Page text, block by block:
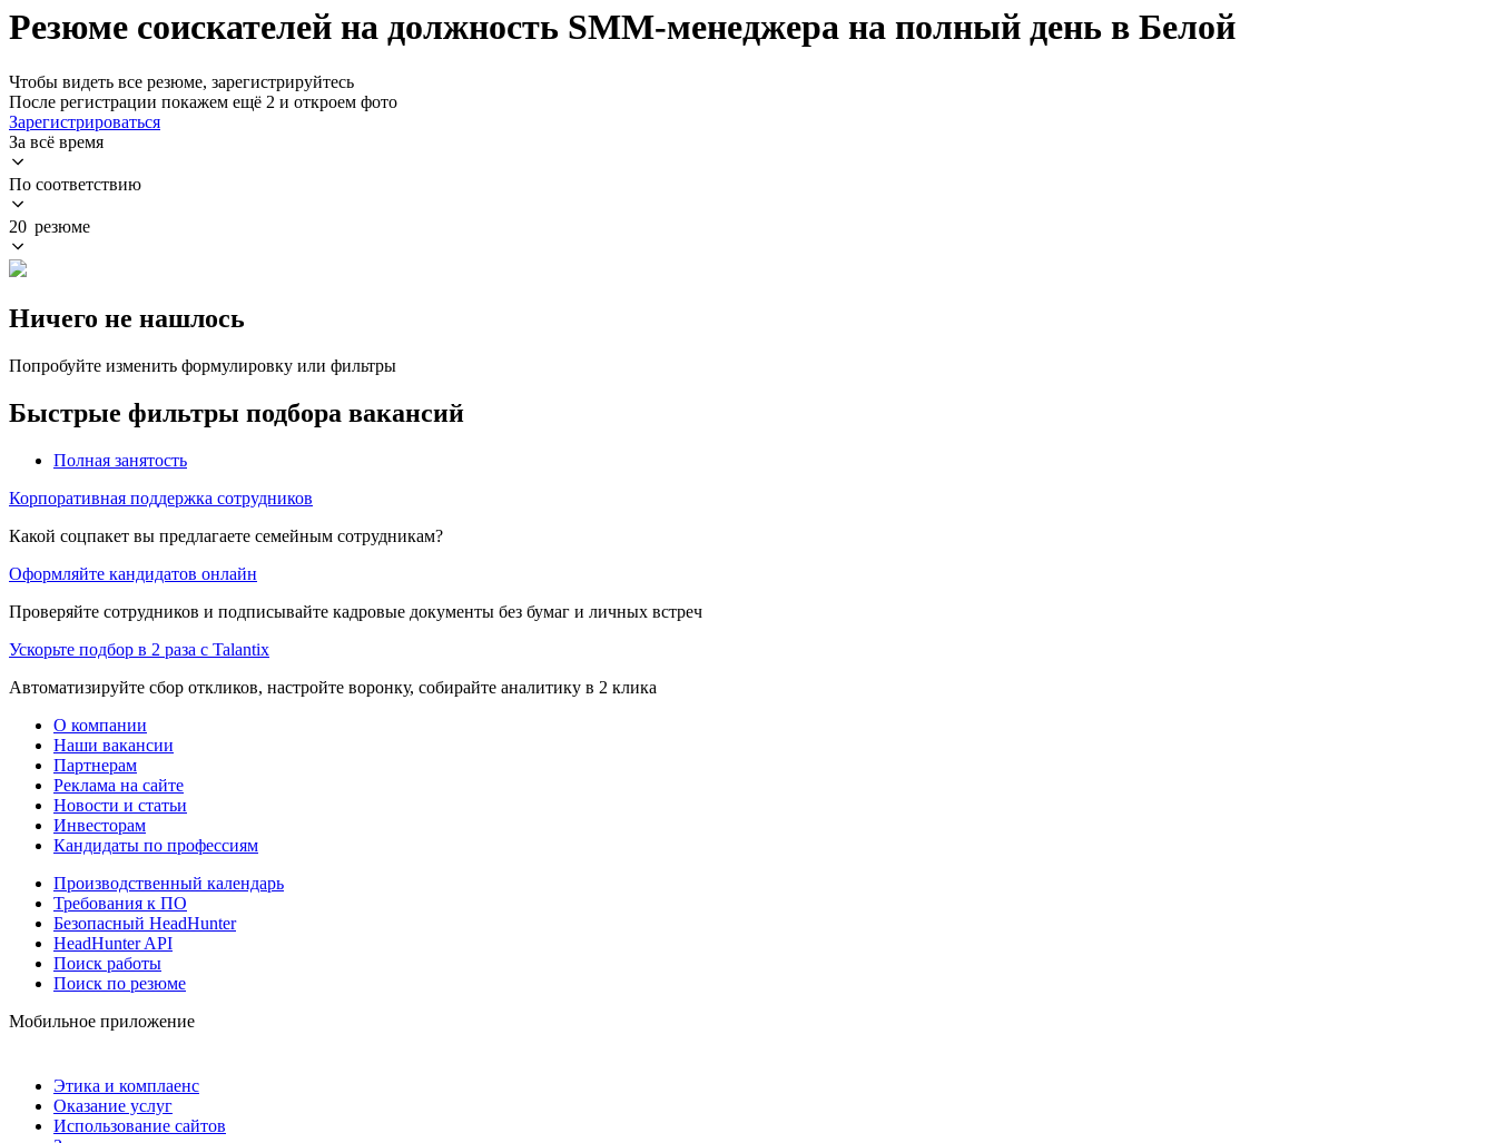
Резюме соискателей на должность SMM-менеджера на полный день в Белой
Чтобы видеть все резюме, зарегистрируйтесь
После регистрации покажем ещё 2 и откроем фото
Зарегистрироваться
За всё время
По соответствию
20 резюме
Ничего не нашлось
Попробуйте изменить формулировку или фильтры
Быстрые фильтры подбора вакансий
Полная занятость
Корпоративная поддержка сотрудников
Какой соцпакет вы предлагаете семейным сотрудникам?
Оформляйте кандидатов онлайн
Проверяйте сотрудников и подписывайте кадровые документы без бумаг и личных встреч
Ускорьте подбор в 2 раза с Talantix
Автоматизируйте сбор откликов, настройте воронку, собирайте аналитику в 2 клика
О компании
Наши вакансии
Партнерам
Реклама на сайте
Новости и статьи
Инвесторам
Кандидаты по профессиям
Производственный календарь
Требования к ПО
Безопасный HeadHunter
HeadHunter API
Поиск работы
Поиск по резюме
Мобильное приложение
Этика и комплаенс
Оказание услуг
Использование сайтов